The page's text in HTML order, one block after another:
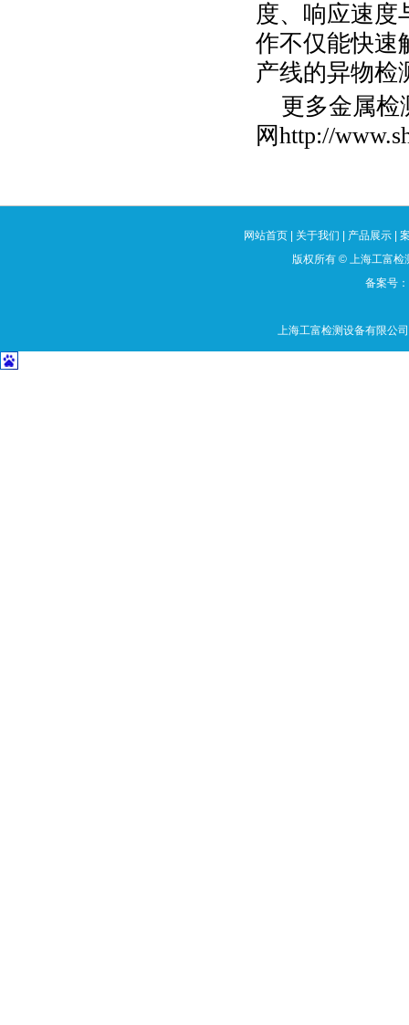
度、响应速度
作不仅能快速
产线的异物检
更多金属检
网http://
网站首页| 关于我们 产品展示|
版权所有 ©上海工富检
备案号
上海工富检测设备有限公